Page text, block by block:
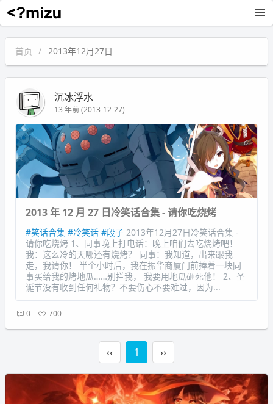
沉冰浮水
首页 2013年12月27日
沉冰浮水
13 年前 (2013-12-27)
2013 年 12 月 27 日冷笑话合集 - 请你吃烧烤
#笑话合集 #冷笑话 #段子 2013年12月27日冷笑话合集 -
请你吃烧烤 1、同事晚上打电话：晚上咱们去吃烧烤吧！
我：这么冷的天哪还有烧烤？ 同事：我知道，出来跟我
走，我请你！ 半个小时后，我在振华商厦门前捧着一块同
事买给我的烤地瓜……别拦我， 我要用地瓜砸死他！ 2、圣
诞节没有收到任何礼物？不要伤心不要难过，因为...
0 700
‹‹ 1 ››